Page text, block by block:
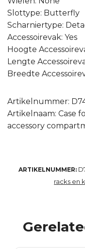
Slottype: Butterfly
Scharniertype:
Accessoirevak: Yes
Hoogte
Lengte
Breedte
Artikelnummer:
Artikelnaam: Case
accessory
ARTIKELNUMMER:
racks en